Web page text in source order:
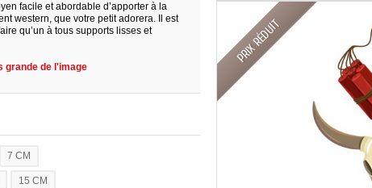
PRIX RÉDUIT
facile et abordable d’apporter à la
western, que votre petit adorera. Il est
qu’un à tous supports lisses et
grande de l'image
7 CM
15 CM